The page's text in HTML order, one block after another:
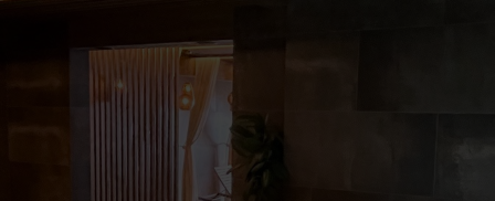
edycja specjalna
Demänovská dolina
Lato pod Chopokiem